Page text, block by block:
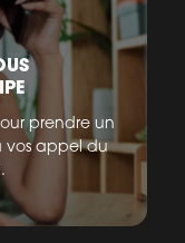
prendre un
vos appel du